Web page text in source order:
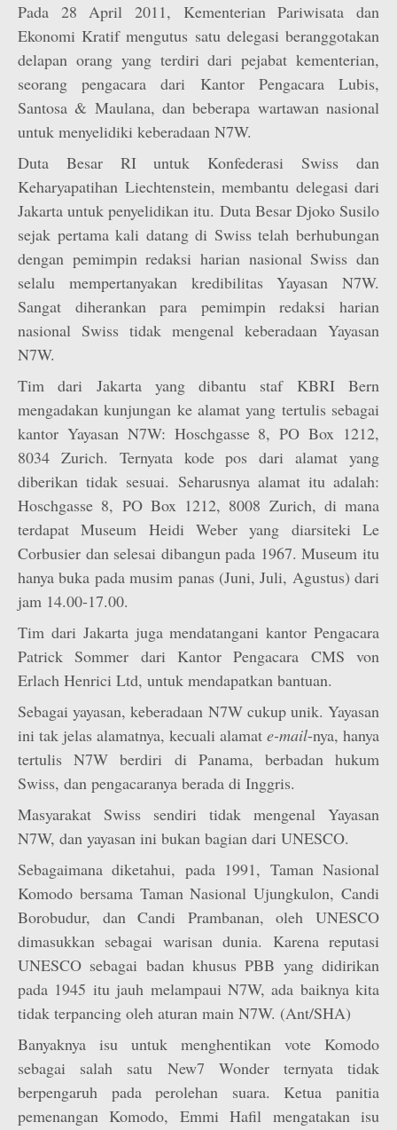
Pada 28 April 2011, Kementerian Pariwisata dan
Ekonomi Kratif mengutus satu delegasi beranggotakan
delapan orang yang terdiri dari pejabat kementerian,
seorang pengacara dari Kantor Pengacara Lubis,
Santosa & Maulana, dan beberapa wartawan nasional
untuk menyelidiki keberadaan N7W.
Duta Besar RI untuk Konfederasi Swiss dan
Keharyapatihan Liechtenstein, membantu delegasi dari
Jakarta untuk penyelidikan itu. Duta Besar Djoko Susilo
sejak pertama kali datang di Swiss telah berhubungan
dengan pemimpin redaksi harian nasional Swiss dan
selalu mempertanyakan kredibilitas Yayasan N7W.
Sangat diherankan para pemimpin redaksi harian
nasional Swiss tidak mengenal keberadaan Yayasan
N7W.
Tim dari Jakarta yang dibantu staf KBRI Bern
mengadakan kunjungan ke alamat yang tertulis sebagai
kantor Yayasan N7W: Hoschgasse 8, PO Box 1212,
8034 Zurich. Ternyata kode pos dari alamat yang
diberikan tidak sesuai. Seharusnya alamat itu adalah:
Hoschgasse 8, PO Box 1212, 8008 Zurich, di mana
terdapat Museum Heidi Weber yang diarsiteki Le
Corbusier dan selesai dibangun pada 1967. Museum itu
hanya buka pada musim panas (Juni, Juli, Agustus) dari
jam 14.00-17.00.
Tim dari Jakarta juga mendatangani kantor Pengacara
Patrick Sommer dari Kantor Pengacara CMS von
Erlach Henrici Ltd, untuk mendapatkan bantuan.
Sebagai yayasan, keberadaan N7W cukup unik. Yayasan
ini tak jelas alamatnya, kecuali alamat e-mail-nya, hanya
tertulis N7W berdiri di Panama, berbadan hukum
Swiss, dan pengacaranya berada di Inggris.
Masyarakat Swiss sendiri tidak mengenal Yayasan
N7W, dan yayasan ini bukan bagian dari UNESCO.
Sebagaimana diketahui, pada 1991, Taman Nasional
Komodo bersama Taman Nasional Ujungkulon, Candi
Borobudur, dan Candi Prambanan, oleh UNESCO
dimasukkan sebagai warisan dunia. Karena reputasi
UNESCO sebagai badan khusus PBB yang didirikan
pada 1945 itu jauh melampaui N7W, ada baiknya kita
tidak terpancing oleh aturan main N7W. (Ant/SHA)
Banyaknya isu untuk menghentikan vote Komodo
sebagai salah satu New7 Wonder ternyata tidak
berpengaruh pada perolehan suara. Ketua panitia
pemenangan Komodo, Emmi Hafil mengatakan isu